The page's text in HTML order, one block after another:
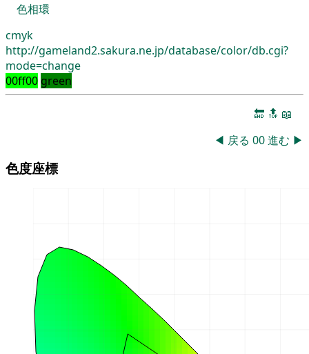
色相環
cmyk
http://gameland2.sakura.ne.jp/database/color/db.cgi?
mode=change
00ff00 green
🔚 🔝 📖
◀ 戻る 00進む ▶
色度座標